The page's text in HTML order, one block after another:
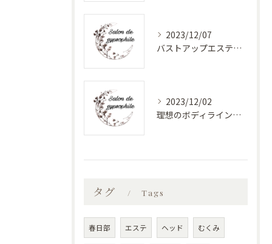
2023/12/07
バストアップエステで美しく健康的なバストに！最新バストケアサロン特集
2023/12/02
理想のボディラインへ！安心のバストアップエステ
タグ Tags
春日部 エステ ヘッド むくみ